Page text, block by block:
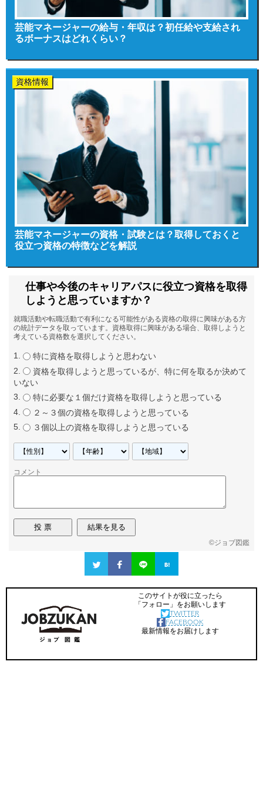
芸能マネージャーの給与・年収は？初任給や支給され
るボーナスはどれくらい？
資格情報
芸能マネージャーの資格・試験とは？取得しておくと
役立つ資格の特徴などを解説
仕事や今後のキャリアパスに役立つ資格を取得
しようと思っていますか？
就職活動や転職活動で有利になる可能性がある資格の取得に興味がある方
の統計データを取っています。資格取得に興味がある場合、取得しようと
考えている資格数を選択してください。
特に資格を取得しようと思わない
資格を取得しようと思っているが、特に何を取るか決めて
いない
特に必要な１個だけ資格を取得しようと思っている
２～３個の資格を取得しようと思っている
３個以上の資格を取得しようと思っている
コメント
©ジョブ図鑑
このサイトが役に立ったら
「フォロー」をお願いします
TWITTER
FACEBOOK
最新情報をお届けします